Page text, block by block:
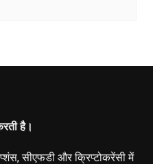
है।
सीएफडी और क्रिप्टोकरेंसी में